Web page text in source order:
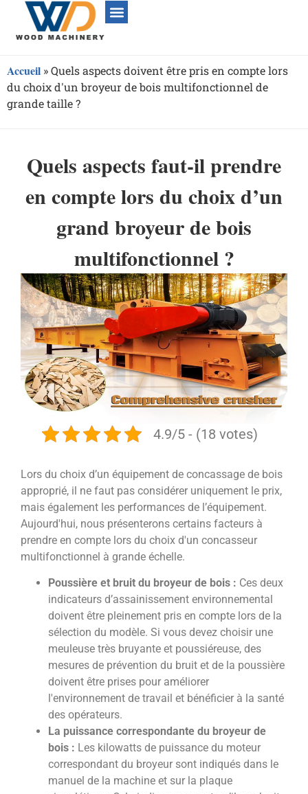
Accueil »Quels aspects doivent être pris en compte lors
du choix d'un broyeur de bois multifonctionnel de
grande taille ?
Quels aspects faut-il prendre
en compte lors du choix d’un
grand broyeur de bois
multifonctionnel ?
4.9/5 - (18 votes)
Lors du choix d’un équipement de concassage de bois
approprié, il ne faut pas considérer uniquement le prix,
mais également les performances de l’équipement.
Aujourd'hui, nous présenterons certains facteurs à
prendre en compte lors du choix d'un concasseur
multifonctionnel à grande échelle.
Poussière et bruit du broyeur de bois : Ces deux
indicateurs d’assainissement environnemental
doivent être pleinement pris en compte lors de la
sélection du modèle. Si vous devez choisir une
meuleuse très bruyante et poussiéreuse, des
mesures de prévention du bruit et de la poussière
doivent être prises pour améliorer
l'environnement de travail et bénéficier à la santé
des opérateurs.
La puissance correspondante du broyeur de
bois : Les kilowatts de puissance du moteur
correspondant du broyeur sont indiqués dans le
manuel de la machine et sur la plaque